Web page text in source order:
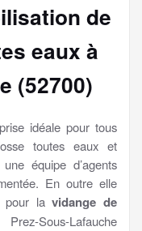
de
eaux à
(52700)
idéale pour tous
toutes eaux et
équipe d’agents
En outre elle
pour lavidange de
Sous-Lafauche